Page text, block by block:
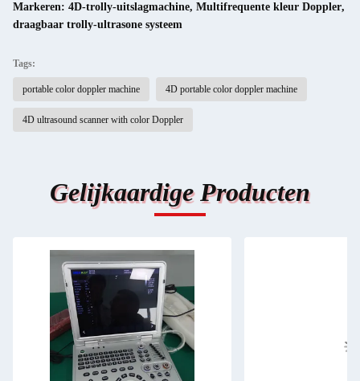
Markeren: 4D-trolly-uitslagmachine, Multifrequente kleur Doppler,
draagbaar trolly-ultrasone systeem
Tags:
portable color doppler machine 4D portable color doppler machine
4D ultrasound scanner with color Doppler
Gelijkaardige Producten